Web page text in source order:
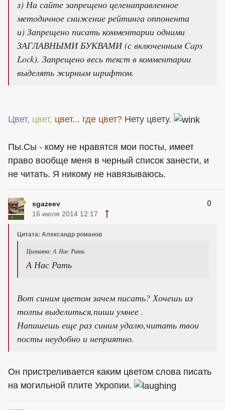
з) На сайте запрещено целенаправленное
методичное снижение рейтинга оппонента
и) Запрещено писать комментарии одними
ЗАГЛАВНЫМИ БУКВАМИ (с включенным Caps
Lock). Запрещено весь текст в комментарии
выделять жирным шрифтом.
Цвет, цвет, цвет... где цвет? Нету цвету.
Пы.Сы - кому не нравятся мои посты, имеет
право вообще меня в черный список занести, и
не читать. Я никому не навязываюсь.
sgazeev 0
16 июля 2014 12:17
Цитата: Александр романов
Цитата: А Нас Рать
А Нас Рать
Вот синим цветом зачем писать? Хочешь из
толпы выделиться,пиши умнее .
Напишешь еще раз синим удалю,читать твои
посты неудобно и неприятно.
Он пристреливается каким цветом слова писать
на могильной плите Укропии.